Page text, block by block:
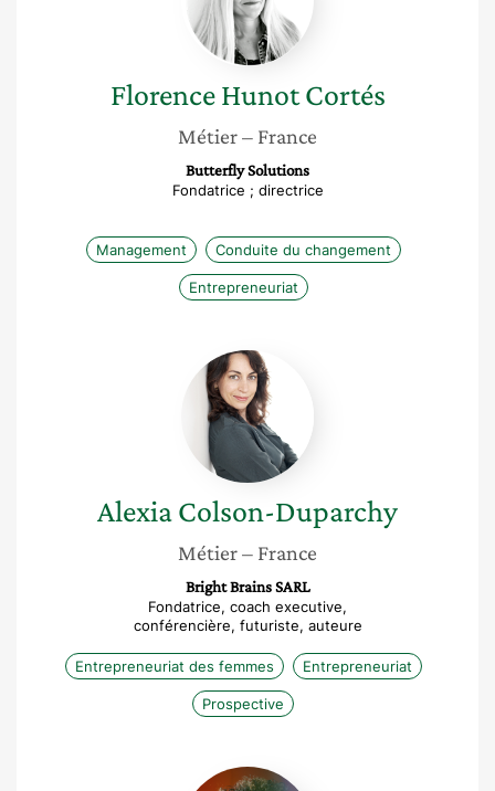
Florence Hunot Cortés
Métier– France
Butterfly Solutions
Fondatrice ; directrice
Management Conduite du changement
Entrepreneuriat
Alexia
Colson-
Duparchy
AlexiaColson-Duparchy
Métier– France
Bright Brains SARL
Fondatrice, coach executive,
conférencière, futuriste, auteure
Entrepreneuriat des femmes Entrepreneuriat
Prospective
Aurélie